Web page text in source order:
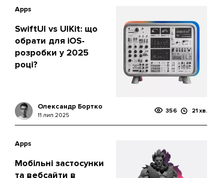
Apps
SwiftUI vs UIKit: що
обрати для iOS-
розробки у 2025
році?
Олександр Бортко
11 лип 2025
356 21 хв.
Apps
Мобільні застосунки
та вебсайти в